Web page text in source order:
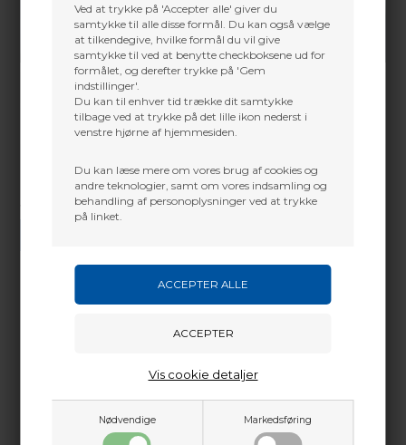
Ved at trykke på 'Accepter alle' giver du
samtykke til alle disse formål. Du kan også vælge
at tilkendegive, hvilke formål du vil give
samtykke til ved at benytte checkboksene ud for
formålet, og derefter trykke på 'Gem
indstillinger'.
Du kan til enhver tid trække dit samtykke
tilbage ved at trykke på det lille ikon nederst i
venstre hjørne af hjemmesiden.
Du kan læse mere om vores brug af cookies og
andre teknologier, samt om vores indsamling og
behandling af personoplysninger ved at trykke
på linket.
Nødvendige Markedsføring
Vis cookie detaljer
martin@baldurs-archery.dk
Vi gør vores bedste for at besvare alle henvendelser indenfor 24 timer.
Padded longbow case, made of a special cotton